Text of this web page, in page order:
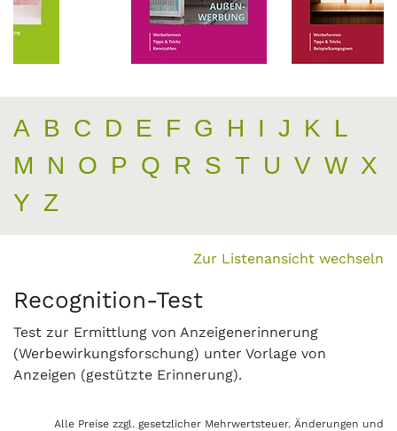
A B C D E F G H I J K L
M
N O P Q R S T U V W X
Y Z
Zur Listenansicht wechseln
Recognition-Test
Test zur Ermittlung von Anzeigenerinnerung
(Werbewirkungsforschung) unter Vorlage von
Anzeigen (gestützte Erinnerung).
Alle Preise zzgl. gesetzlicher Mehrwertsteuer. Änderungen und